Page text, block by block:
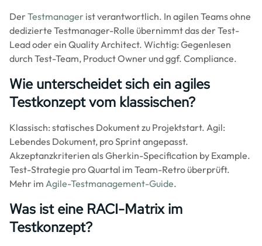
DerTestmanager ist verantwortlich. In agilen Teams ohne
dedizierte Testmanager-Rolle übernimmt das der Test-
Lead oder ein Quality Architect. Wichtig: Gegenlesen
durch Test-Team, Product Owner und ggf. Compliance.
Wie unterscheidet sich ein agiles
Testkonzept vom klassischen?
Klassisch: statisches Dokument zu Projektstart. Agil:
Lebendes Dokument, pro Sprint angepasst.
Akzeptanzkriterien als Gherkin-Specification by Example.
Test-Strategie pro Quartal im Team-Retro überprüft.
Mehr im Agile-Testmanagement-Guide.
Was ist eine RACI-Matrix im
Testkonzept?